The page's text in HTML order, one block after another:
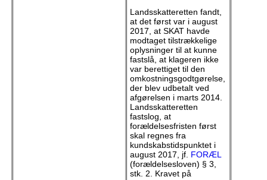
Landsskatteretten fandt,
at det først var i august
2017, at SKAT havde
modtaget tilstrækkelige
oplysninger til at kunne
fastslå, at klageren ikke
var berettiget til den
omkostningsgodtgørelse,
der blev udbetalt ved
afgørelsen i marts 2014.
Landsskatteretten
fastslog, at
forældelsesfristen først
skal regnes fra
kundskabstidspunktet i
august 2017, jf. FORÆL
(forældelsesloven) § 3,
stk. 2. Kravet på